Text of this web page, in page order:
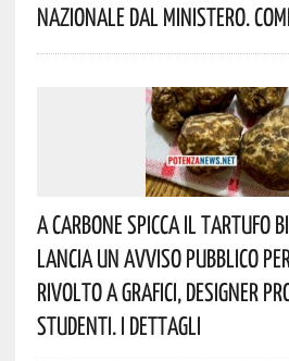
Nazionale Dal Ministero.
A Carbone Spicca Il Tartufo
Lancia Un Avviso Pubblico
Rivolto A Grafici, Designer
Studenti. I Dettagli